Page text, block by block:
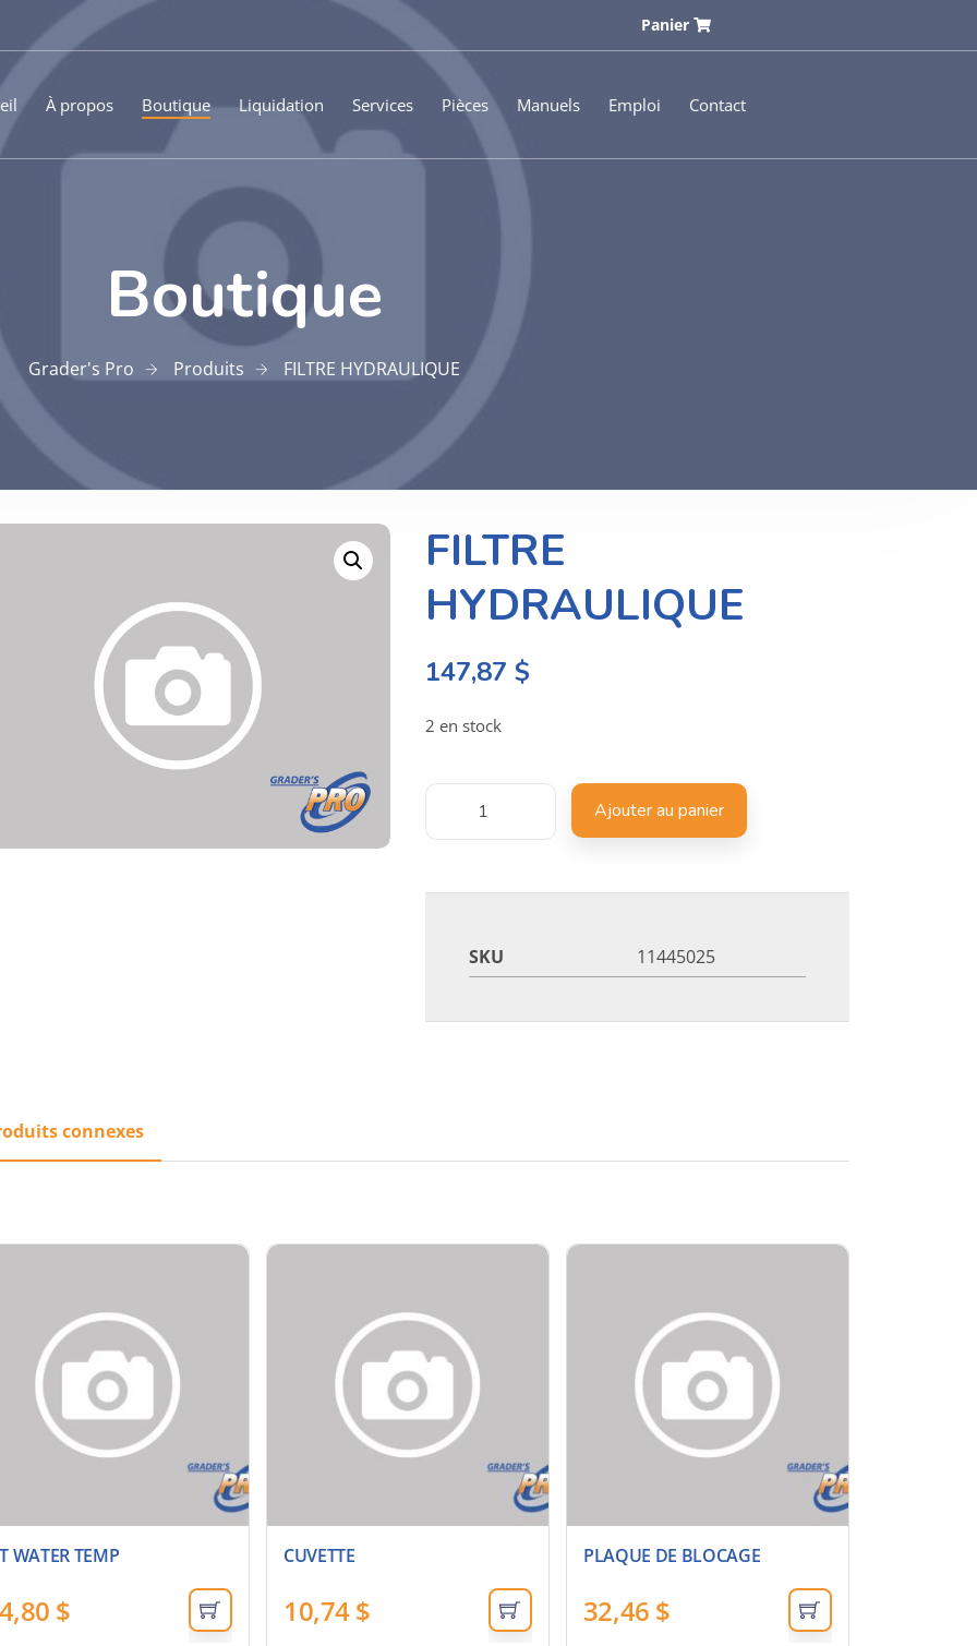
Panier
À propos Boutique Liquidation Services Pièces Manuels Emploi Contact
Boutique
Grader's Pro Produits FILTRE HYDRAULIQUE
FILTRE
HYDRAULIQUE
147,87$
2 en stock
Ajouter au panier
SKU 11445025
connexes
WATER TEMP
$
CUVETTE
10,74$
PLAQUE DE BLOCAGE
32,46 $